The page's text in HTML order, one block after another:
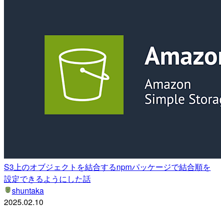
S3上のオブジェクトを結合するnpmパッケージで結合順を
設定できるようにした話
shuntaka
2025.02.10